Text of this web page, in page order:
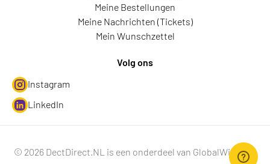
Meine Bestellungen
Meine Nachrichten (Tickets)
Mein Wunschzettel
Volg ons
Instagram
LinkedIn
© 2026 DectDirect.NL is een onderdeel van GlobalWire B.V.